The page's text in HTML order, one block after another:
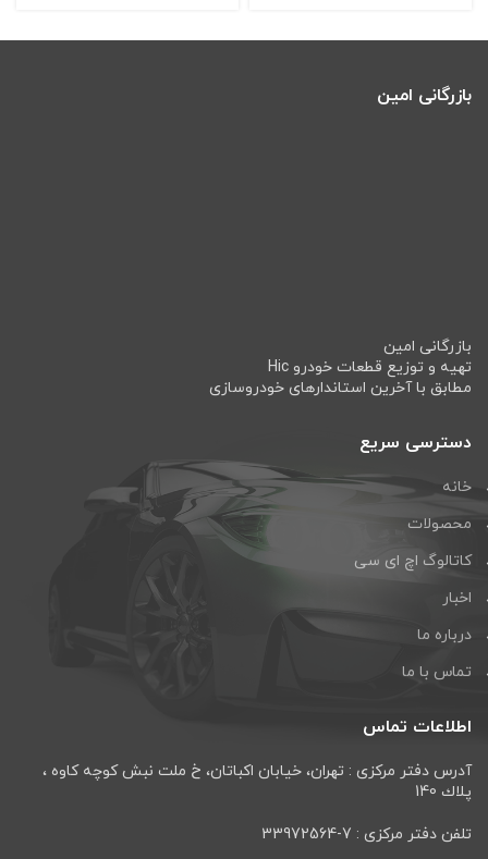
بازرگانی امین
بازرگانی امین
تهیه و توزیع قطعات خودرو Hic
مطابق با آخرین استاندارهای خودروسازی
دسترسی سریع
خانه
محصولات
کاتالوگ اچ ای سی
اخبار
درباره ما
تماس با ما
اطلاعات تماس
آدرس دفتر مرکزی : تهران، خيابان اكباتان، خ ملت نبش كوچه كاوه ،
پلاك 140
تلفن دفتر مرکزی : 7-33972564